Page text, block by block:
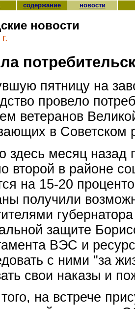
содержание новости
новости
пятницу на
провело
ветеранов
в Советском
здесь месяц назад
второй в районе
на 15-20
получили
защите
ВЭС и
с ними "за
свои наказы и
на встрече